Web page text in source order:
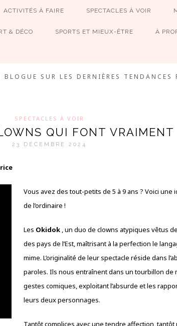
ACTIVITÉS À FAIRE SPECTACLES À VOIR
& DÉCO SPORTS ET MIEUX-ÊTRE À
BLOGUE SUR LES DERNIÈRES TENDANCES
SPECTACLES À VOIR
QUI FONT VRAIMENT
23 DÉCEMBRE 2024
Vous avez des tout-petits de 5 à 9 ans ? Voici une
de l’ordinaire !
Les Okidok , un duo de clowns atypiques vêtus
des pays de l’Est, maîtrisant à la perfection le
mime. L’originalité de leur spectacle réside dans
paroles. Ils nous entraînent dans un tourbillon de
gestes comiques, exploitant l’absurde et les
leurs deux personnages.
Tantôt complices avec une tendre affection, tantôt